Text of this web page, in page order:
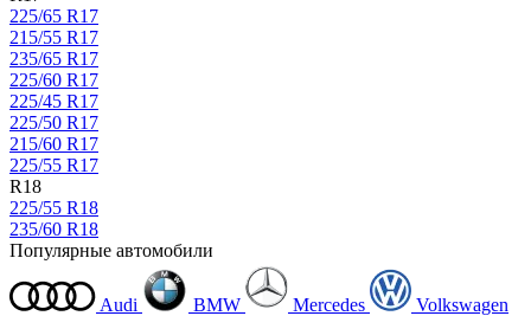
225/65 R17
215/55 R17
235/65 R17
225/60 R17
225/45 R17
225/50 R17
215/60 R17
225/55 R17
R18
225/55 R18
235/60 R18
Популярные автомобили
Audi BMW Mercedes Volkswagen